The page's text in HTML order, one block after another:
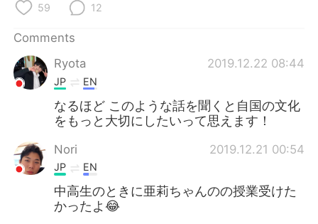
59 12
Comments
Ryota
2019.12.22 08:44
JP EN
なるほど このような話を聞くと自国の文化
をもっと大切にしたいって思えます！
Nori 2019.12.21 00:54
JP EN
中高生のときに亜莉ちゃんのの授業受けた
かったよ😂